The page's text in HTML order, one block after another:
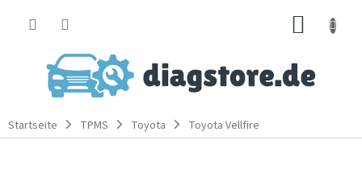
Startseite TPMS Toyota Toyota Vellfire